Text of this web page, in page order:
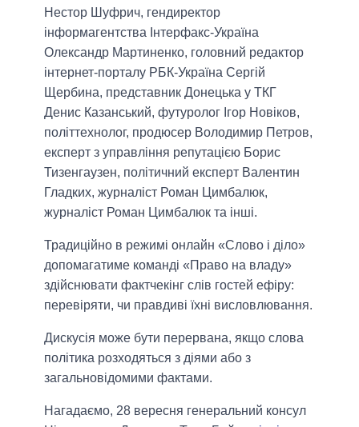
Нестор Шуфрич, гендиректор
інформагентства Інтерфакс-Україна
Олександр Мартиненко, головний редактор
інтернет-порталу РБК-Україна Сергій
Щербина, представник Донецька у ТКГ
Денис Казанський, футуролог Ігор Новіков,
політтехнолог, продюсер Володимир Петров,
експерт з управління репутацією Борис
Тизенгаузен, політичний експерт Валентин
Гладких, журналіст Роман Цимбалюк,
журналіст Роман Цимбалюк та інші.
Традиційно в режимі онлайн «Слово і діло»
допомагатиме команді «Право на владу»
здійснювати фактчекінг слів гостей ефіру:
перевіряти, чи правдиві їхні висловлювання.
Дискусія може бути перервана, якщо слова
політика розходяться з діями або з
загальновідомими фактами.
Нагадаємо, 28 вересня генеральний консул